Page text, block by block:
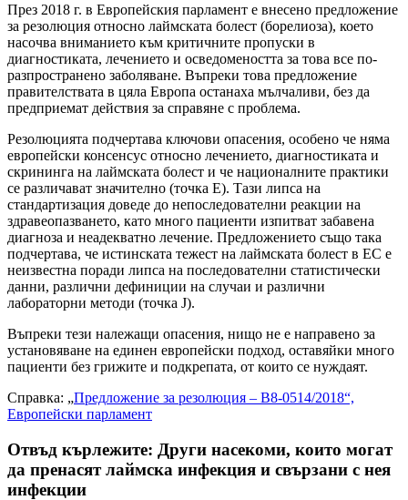
През 2018 г. в Европейския парламент е внесено предложение
за резолюция относно лаймската болест (борелиоза), което
насочва вниманието към критичните пропуски в
диагностиката, лечението и осведомеността за това все по-
разпространено заболяване. Въпреки това предложение
правителствата в цяла Европа останаха мълчаливи, без да
предприемат действия за справяне с проблема.
Резолюцията подчертава ключови опасения, особено че няма
европейски консенсус относно лечението, диагностиката и
скрининга на лаймската болест и че националните практики
се различават значително (точка E). Тази липса на
стандартизация доведе до непоследователни реакции на
здравеопазването, като много пациенти изпитват забавена
диагноза и неадекватно лечение. Предложението също така
подчертава, че истинската тежест на лаймската болест в ЕС е
неизвестна поради липса на последователни статистически
данни, различни дефиниции на случаи и различни
лабораторни методи (точка J).
Въпреки тези належащи опасения, нищо не е направено за
установяване на единен европейски подход, оставяйки много
пациенти без грижите и подкрепата, от които се нуждаят.
Справка: „Предложение за резолюция – B8-0514/2018“,
Европейски парламент
Отвъд кърлежите: Други насекоми, които могат
да пренасят лаймска инфекция и свързани с нея
инфекции